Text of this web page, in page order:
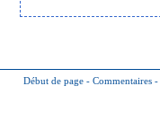
Début de page - Commentaires -